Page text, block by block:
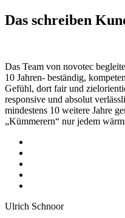
Das schreiben
Das Team von novotec
10 Jahren- beständig,
Gefühl, dort fair und
responsive und absolut
mindestens 10 weitere Jahre
„Kümmerern“ nur jedem
Ulrich Schnoor